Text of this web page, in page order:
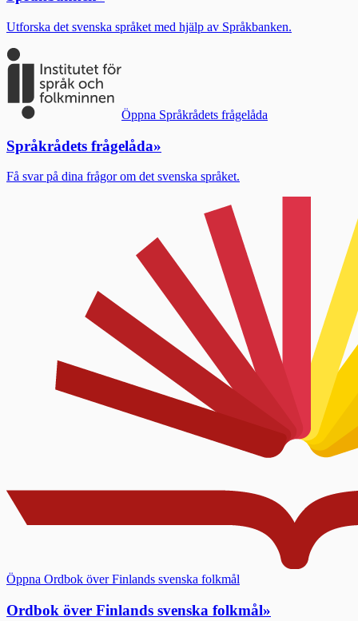
Utforska det svenska språket med hjälp av Språkbanken.
Öppna Språkrådets frågelåda
Språkrådets frågelåda»
Få svar på dina frågor om det svenska språket.
Öppna Ordbok över Finlands svenska folkmål
Ordbok över Finlands svenska folkmål»